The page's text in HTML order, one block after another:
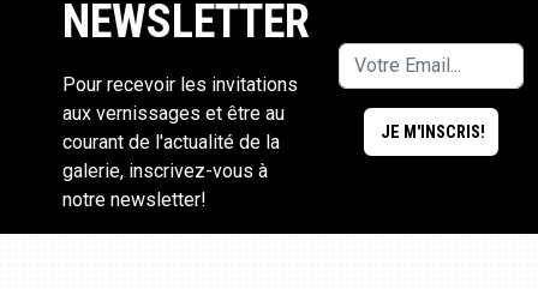
NEWSLETTER
Pour recevoir les invitations
aux vernissages et être au
courant de l'actualité de la
galerie, inscrivez-vous à
notre newsletter!